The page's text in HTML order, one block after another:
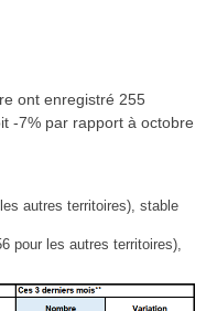
ont enregistré 255
-7% par rapport à octobre
autres territoires), stable
pour les autres territoires),